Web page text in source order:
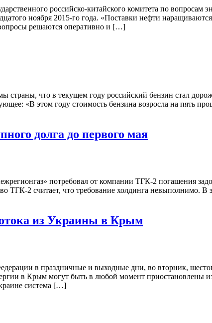
российско-китайского комитета по вопросам
ноября 2015-го года. «Поставки нефти
вопросы решаются оперативно и […]
страны, что в текущем году российский бензин стал
«В этом году стоимость бензина возросла на пять
долга до первого мая
потребовал от компании ТГК-2 погашения
ТГК-2 считает, что требование холдинга невыполнимо.
из Украины в Крым
в праздничные и выходные дни, во вторник,
в Крым могут быть в любой момент приостановлены
система […]